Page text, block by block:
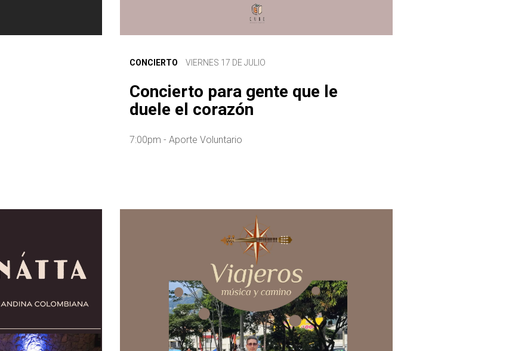
CONCIERTO VIERNES 17 DE JULIO
Concierto para gente que le
duele el corazón
7:00pm - Aporte Voluntario